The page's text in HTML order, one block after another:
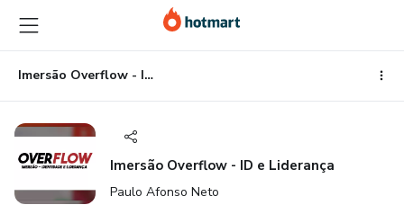
para
o
conteúdo
principal
para
o
pagamento
para
o
rodapé
Imersão Overflow - ID e Liderança
Imersão Overflow - ID e Liderança
Paulo Afonso Neto